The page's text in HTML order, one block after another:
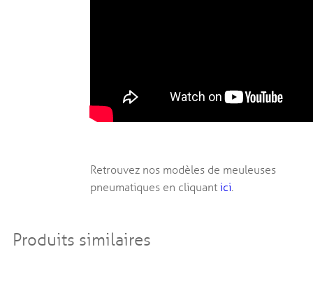
Retrouvez nos modèles de meuleuses
pneumatiques en cliquantici.
Produits similaires